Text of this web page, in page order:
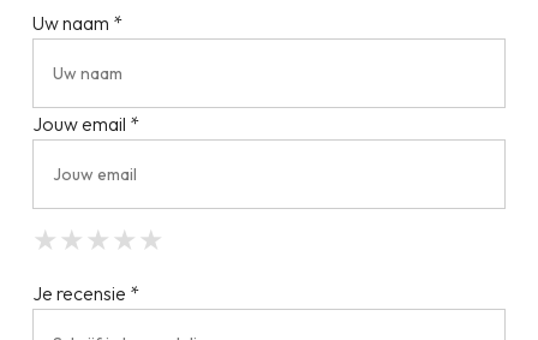
Uw naam *
Jouw email *
★
★ ★
★ ★ ★
★ ★ ★ ★
★ ★ ★ ★ ★
Je recensie *